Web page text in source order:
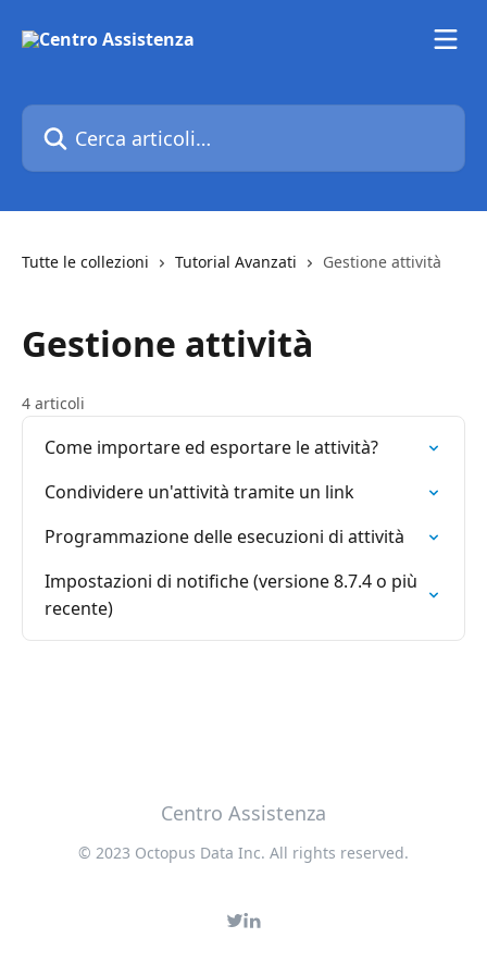
Cerca articoli…
Tutte le collezioni Tutorial Avanzati Gestione attività
Gestione attività
4 articoli
Come importare ed esportare le attività?
Condividere un'attività tramite un link
Programmazione delle esecuzioni di attività
Impostazioni di notifiche (versione 8.7.4 o più
recente)
Centro Assistenza
© 2023 Octopus Data Inc. All rights reserved.